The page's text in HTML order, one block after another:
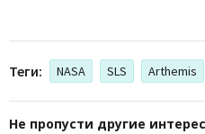
Теги: NASA SLS Arthemis
Не пропусти другие